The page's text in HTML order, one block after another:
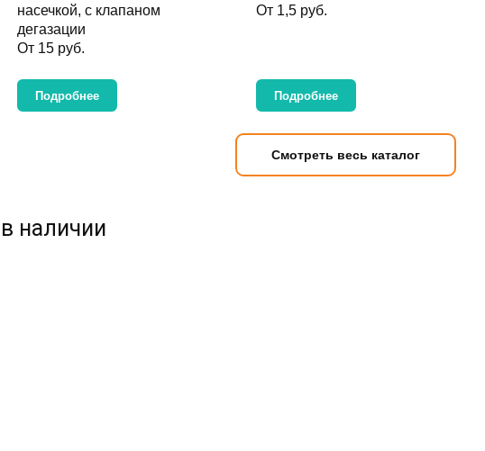
насечкой, с клапаном
дегазации
От 15 руб.
Подробнее
От 1,5 руб.
Подробнее
Смотреть весь каталог
наличии